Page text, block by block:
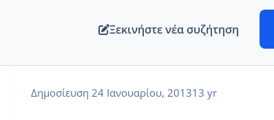
Ξεκινήστε νέα συζήτηση
Δημοσίευση 24 Ιανουαρίου, 201313 yr